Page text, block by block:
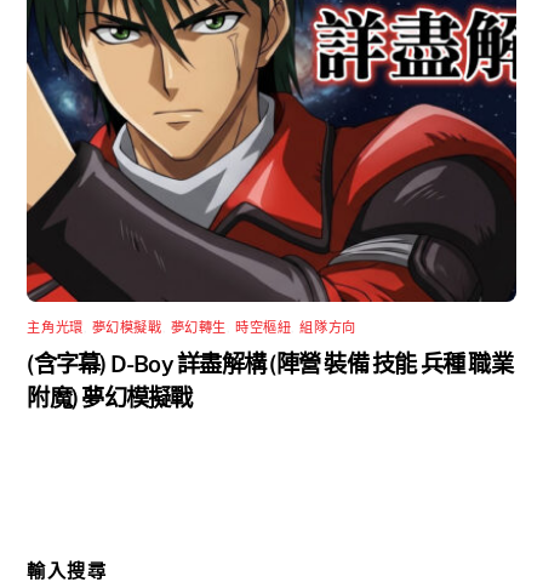
主角光環 夢幻模擬戰 夢幻轉生 時空樞紐 ,組隊方向
(含字幕) D-Boy 詳盡解構 (陣營 裝備 技能 兵種 職業
附魔) 夢幻模擬戰
輸入搜尋